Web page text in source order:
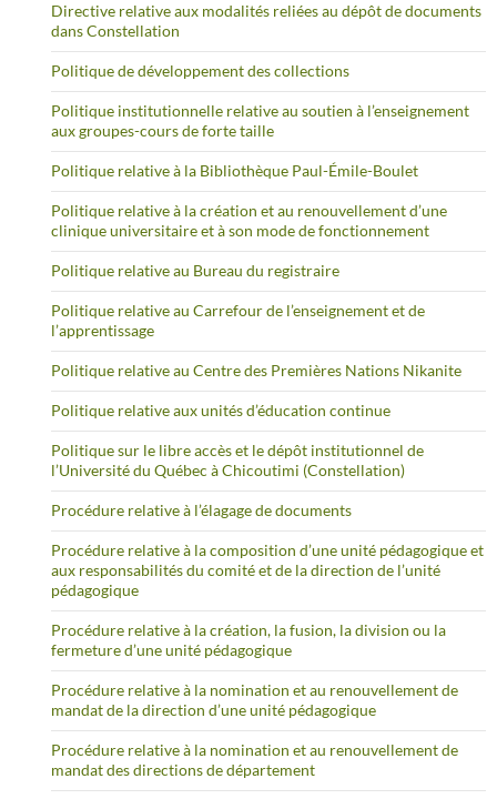
Directive relative aux modalités reliées au dépôt de documents
dans Constellation
Politique de développement des collections
Politique institutionnelle relative au soutien à l’enseignement
aux groupes-cours de forte taille
Politique relative à la Bibliothèque Paul-Émile-Boulet
Politique relative à la création et au renouvellement d’une
clinique universitaire et à son mode de fonctionnement
Politique relative au Bureau du registraire
Politique relative au Carrefour de l’enseignement et de
l’apprentissage
Politique relative au Centre des Premières Nations Nikanite
Politique relative aux unités d’éducation continue
Politique sur le libre accès et le dépôt institutionnel de
l’Université du Québec à Chicoutimi (Constellation)
Procédure relative à l’élagage de documents
Procédure relative à la composition d’une unité pédagogique et
aux responsabilités du comité et de la direction de l’unité
pédagogique
Procédure relative à la création, la fusion, la division ou la
fermeture d’une unité pédagogique
Procédure relative à la nomination et au renouvellement de
mandat de la direction d’une unité pédagogique
Procédure relative à la nomination et au renouvellement de
mandat des directions de département